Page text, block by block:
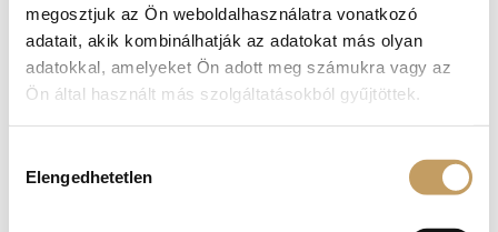
megosztjuk az Ön weboldalhasználatra vonatkozó
adatait, akik kombinálhatják az adatokat más olyan
adatokkal, amelyeket Ön adott meg számukra vagy az
Ön által használt más szolgáltatásokból gyűjtöttek.
kiválasztása
Elengedhetetlen
Éttermünk alapfilozófiája szerint arra törekszünk,
hogy nálunk valóban minden vendégünk otthon
érezze magát. Akár a szó legszorosabb
olyan légkört teremteni, melyben a nagyobb...